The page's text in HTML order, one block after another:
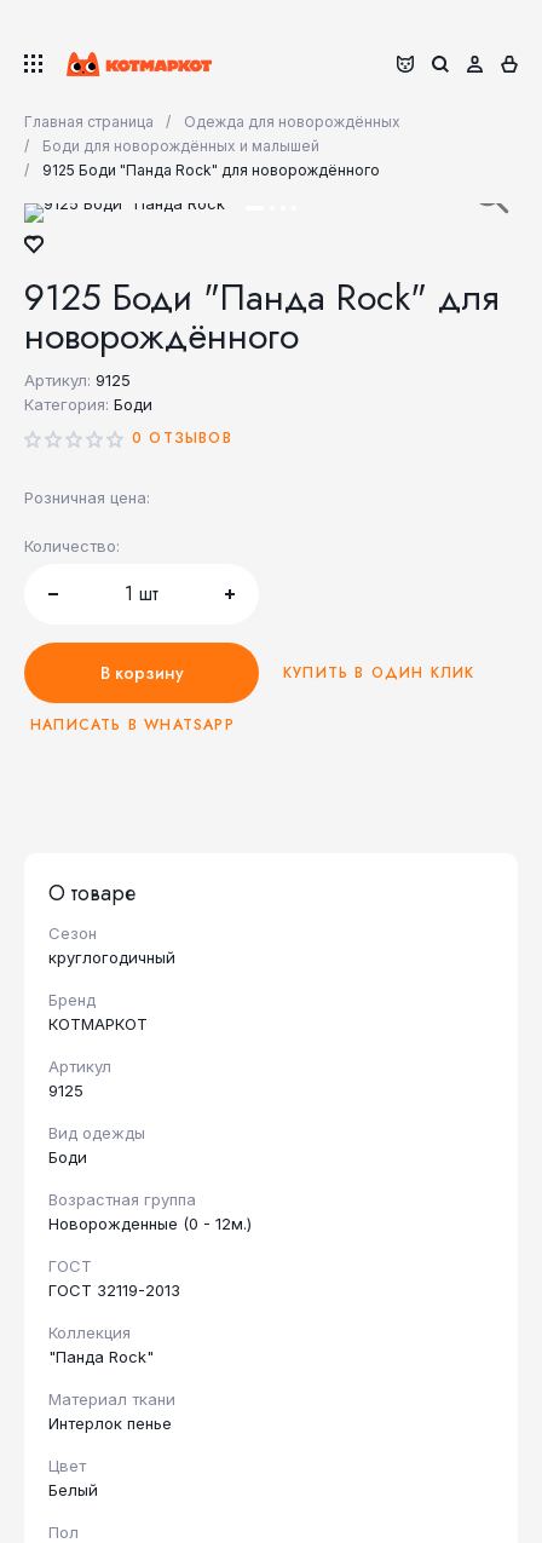
Главная страница
Одежда для новорождённых
Боди для новорождённых и малышей
9125 Боди "Панда Rock" для новорождённого
9125 Боди "Панда Rock" для
новорождённого
Артикул: 9125
Категория: Боди
0 ОТЗЫВОВ
Розничная цена:
Количество:
1 шт
В корзину КУПИТЬ В ОДИН КЛИК
НАПИСАТЬ В WHATSAPP
О товаре
Сезон
круглогодичный
Бренд
КОТМАРКОТ
Артикул
9125
Вид одежды
Боди
Возрастная группа
Новорожденные (0 - 12м.)
ГОСТ
ГОСТ 32119-2013
Коллекция
"Панда Rock"
Материал ткани
Интерлок пенье
Цвет
Белый
Пол